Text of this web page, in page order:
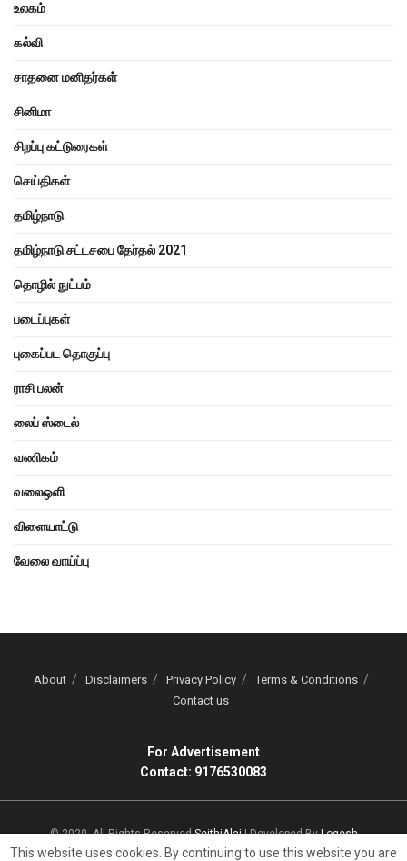
உலகம்
கல்வி
சாதனை மனிதர்கள்
சினிமா
சிறப்பு கட்டுரைகள்
செய்திகள்
தமிழ்நாடு
தமிழ்நாடு சட்டசபை தேர்தல் 2021
தொழில் நுட்பம்
படைப்புகள்
புகைப்பட தொகுப்பு
ராசி பலன்
லைப் ஸ்டைல்
வணிகம்
வலைஒளி
விளையாட்டு
வேலை வாய்ப்பு
About Disclaimers Privacy Policy
Terms & Conditions
Contact us
For Advertisement
Contact: 9176530083
© 2020, All Rights ReservedSeithiAlai| Developed ByLogesh
This website uses cookies. By continuing to use this website you are